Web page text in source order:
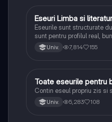
Limba și literatura română
Eseuri Limba si
Eseurile sunt structurate
sunt pentru profilul real,
lipsesc relatiile dintre
Univ. 7,814 155
Limba și literatura română
Toate eseurile pentru
Contin eseul propriu zis si
Univ. 5,283 108